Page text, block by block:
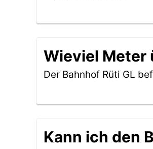
Wieviel Meter
Der Bahnhof Rüti GL
Kann ich den